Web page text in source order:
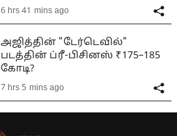
6 hrs 41 mins ago
அஜித்தின் "டேர்டெவில்"
படத்தின் ப்ரீ-பிசினஸ் ₹175–185
கோடி?
7 hrs 5 mins ago